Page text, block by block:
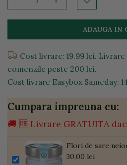
ADAUGA IN
Cost livrare: 19.99 lei.
comenzile peste 200 lei.
Cost livrare Easybox Sameday:
Cumpara impreuna cu:
🚚 🆓 Livrare GRATUITA
Flori de sare
30,00 lei